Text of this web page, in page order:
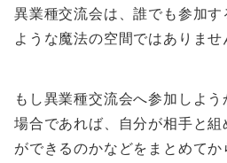
異業種交流会は、誰でも参加
ような魔法の空間ではありませ
もし異業種交流会へ参加しよ
場合であれば、自分が相手と
ができるのかなどをまとめて